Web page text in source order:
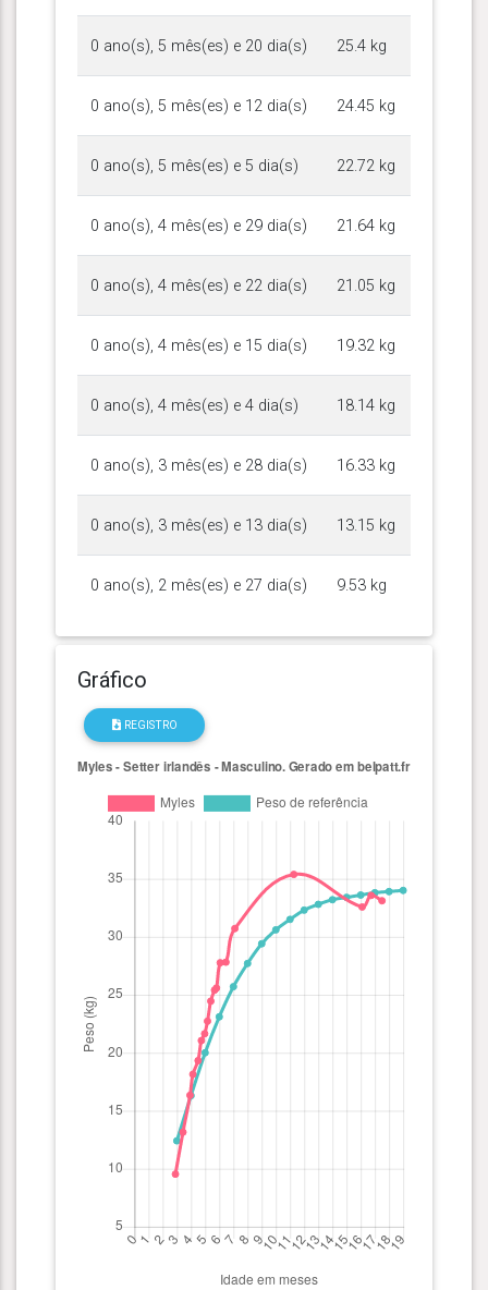
0 ano(s), 5 mês(es) e 20 dia(s) 25.4 kg
0 ano(s), 5 mês(es) e 12 dia(s) 24.45 kg
0 ano(s), 5 mês(es) e 5 dia(s) 22.72 kg
0 ano(s), 4 mês(es) e 29 dia(s) 21.64 kg
0 ano(s), 4 mês(es) e 22 dia(s) 21.05 kg
0 ano(s), 4 mês(es) e 15 dia(s) 19.32 kg
0 ano(s), 4 mês(es) e 4 dia(s) 18.14 kg
0 ano(s), 3 mês(es) e 28 dia(s) 16.33 kg
0 ano(s), 3 mês(es) e 13 dia(s) 13.15 kg
0 ano(s), 2 mês(es) e 27 dia(s) 9.53 kg
Gráfico
REGISTRO